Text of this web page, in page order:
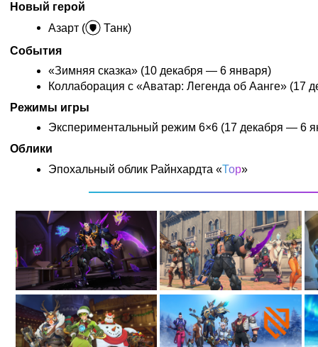
Новый герой
Азарт (
Танк)
События
«Зимняя сказка» (10 декабря — 6 января)
Коллаборация с «Аватар: Легенда об Аанге» (17
Режимы игры
Экспериментальный режим 6×6 (17 декабря — 6
Облики
Эпохальный облик Райнхардта «Тор»